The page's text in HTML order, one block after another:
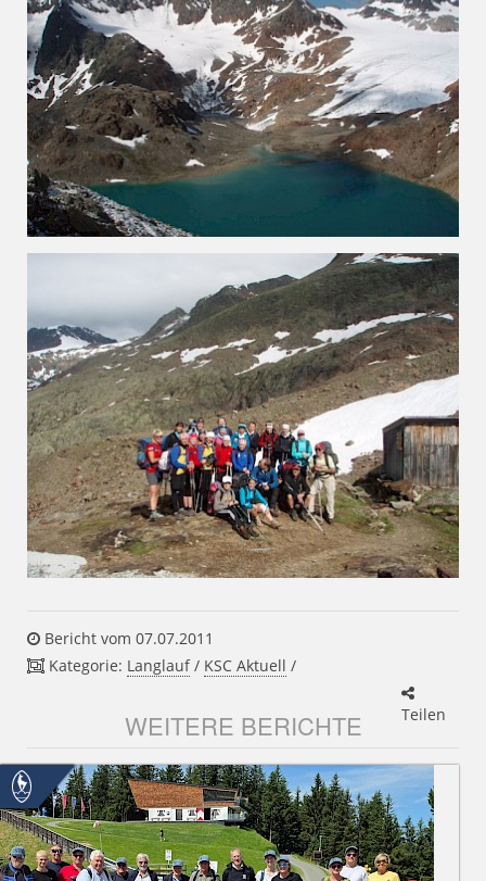
Bericht vom 07.07.2011
Kategorie: Langlauf/ KSC Aktuell /
Teilen
WEITERE BERICHTE